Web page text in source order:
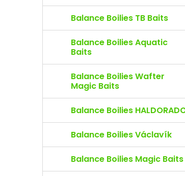
Balance Boilies TB Baits
Balance Boilies Aquatic
Baits
Balance Boilies Wafter
Magic Baits
Balance Boilies
Balance Boilies Václavík
Balance Boilies Magic Baits